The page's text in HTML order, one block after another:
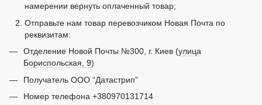
намерении вернуть оплаченный товар;
Отправьте нам товар перевозчиком Новая Почта по
реквизитам:
Отделение Новой Почты №300, г. Киев (улица
Бориспольская, 9)
Получатель ООО “Датастрип”
Номер телефона +380970131714